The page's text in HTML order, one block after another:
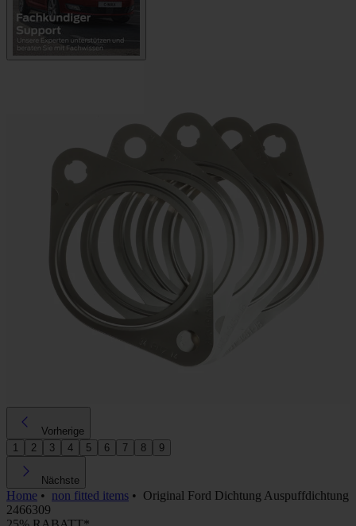
Vorherige
1
2 3 4 5 6 7 8 9
Nächste
Home • non fitted items • Original Ford Dichtung Auspuffdichtung
2466309